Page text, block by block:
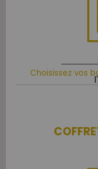
Choisissez vos